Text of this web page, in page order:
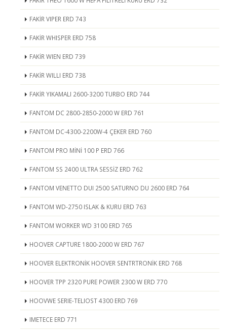
FAKİR VIPER ERD 743
FAKİR WHISPER ERD 758
FAKİR WIEN ERD 739
FAKİR WILLI ERD 738
FAKİR YIKAMALI 2600-3200 TURBO ERD 744
FANTOM DC 2800-2850-2000 W ERD 761
FANTOM DC-4300-2200W-4 ÇEKER ERD 760
FANTOM PRO MİNİ 100 P ERD 766
FANTOM SS 2400 ULTRA SESSİZ ERD 762
FANTOM VENETTO DUI 2500 SATURNO DU 2600 ERD 764
FANTOM WD-2750 ISLAK & KURU ERD 763
FANTOM WORKER WD 3100 ERD 765
HOOVER CAPTURE 1800-2000 W ERD 767
HOOVER ELEKTRONİK HOOVER SENTRTRONİK ERD 768
HOOVER TPP 2320 PURE POWER 2300 W ERD 770
HOOVWE SERIE-TELIOST 4300 ERD 769
IMETECE ERD 771